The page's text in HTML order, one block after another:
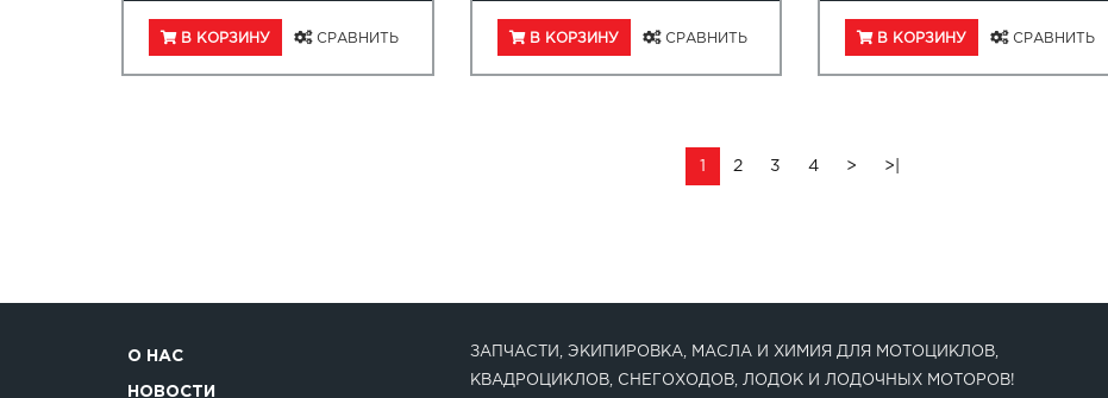
В КОРЗИНУ СРАВНИТЬ В КОРЗИНУ СРАВНИТЬ В КОРЗИНУ СРАВНИТЬ
2 3 4 > >|
О НАС
НОВОСТИ
ЗАПЧАСТИ, ЭКИПИРОВКА, МАСЛА И ХИМИЯ ДЛЯ МОТОЦИКЛОВ,
КВАДРОЦИКЛОВ, СНЕГОХОДОВ, ЛОДОК И ЛОДОЧНЫХ МОТОРОВ!